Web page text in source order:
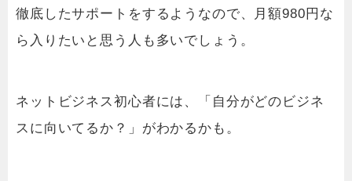
徹底したサポートをするようなので、月額980円な
ら入りたいと思う人も多いでしょう。
ネットビジネス初心者には、「自分がどのビジネ
スに向いてるか？」がわかるかも。